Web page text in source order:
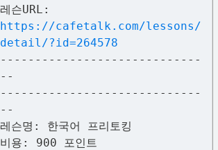
레슨URL:
https://cafetalk.com/lessons/
detail/?id=264578
-----------------------------
--
-----------------------------
--
레슨명: 한국어 프리토킹
비용: 900 포인트